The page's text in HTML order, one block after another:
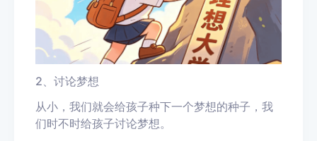
2、讨论梦想
从小，我们就会给孩子种下一个梦想的种子，我
们时不时给孩子讨论梦想。